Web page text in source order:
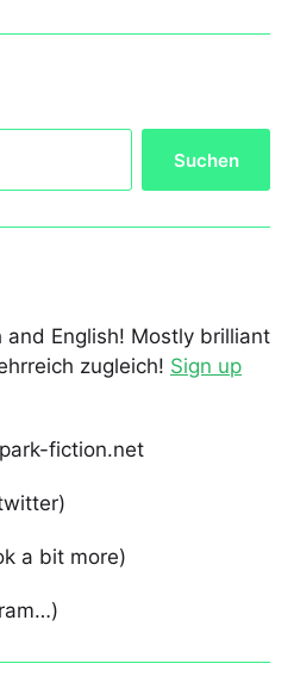
English! Mostly brilliant
zugleich! Sign up
fiction.net
a bit more)